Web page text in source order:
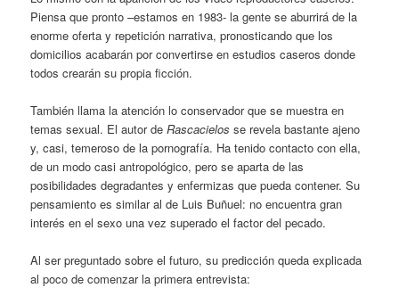
Piensa que pronto –estamos en 1983- la gente se aburrirá de la
enorme oferta y repetición narrativa, pronosticando que los
domicilios acabarán por convertirse en estudios caseros donde
todos crearán su propia ficción.
También llama la atención lo conservador que se muestra en
temas sexual. El autor deRascacielos se revela bastante ajeno
y, casi, temeroso de la pornografía. Ha tenido contacto con ella,
de un modo casi antropológico, pero se aparta de las
posibilidades degradantes y enfermizas que pueda contener. Su
pensamiento es similar al de Luis Buñuel: no encuentra gran
interés en el sexo una vez superado el factor del pecado.
Al ser preguntado sobre el futuro, su predicción queda explicada
al poco de comenzar la primera entrevista: